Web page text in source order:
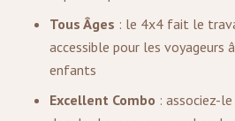
Tous Âges : le 4x4 fait le
accessible pour les voyageurs
enfants
Excellent Combo : associez-